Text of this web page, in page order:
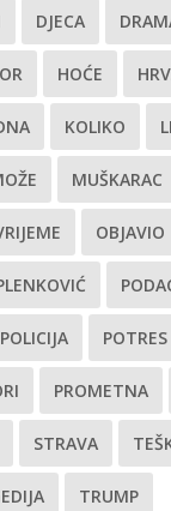
DJECA
HOĆE
KOLIKO
MUŠKARAC
OBJAVIO
POLICIJA POTRES
PROMETNA
STRAVA
TRUMP